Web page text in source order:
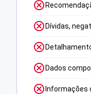
Dívidas,
Dados
Informações